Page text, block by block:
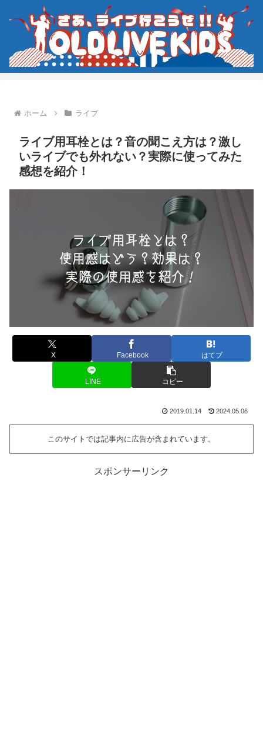
ホーム ライブ
ライブ用耳栓とは？音の聞こえ方は？激し
いライブでも外れない？実際に使ってみた
感想を紹介！
X Facebook はてブ
LINE コピー
2019.01.14 2024.05.06
このサイトでは記事内に広告が含まれています。
スポンサーリンク